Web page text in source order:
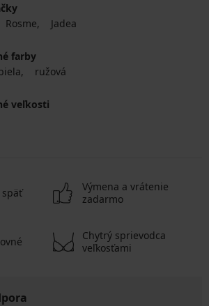
Rosme Jadea
farby
ružová
veľkosti
späť
Výmena a vrátenie
zadarmo
Chytrý sprievodca
veľkosťami